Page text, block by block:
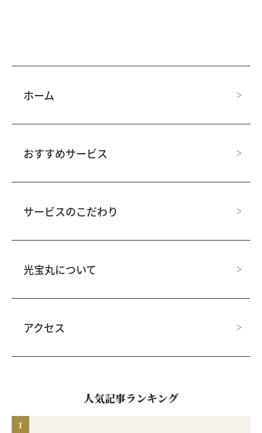
ホーム
おすすめサービス
サービスのこだわり
光宝丸について
アクセス
人気記事ランキング